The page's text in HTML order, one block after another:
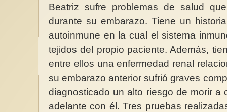
Beatriz sufre problemas de salud
durante su embarazo. Tiene un
autoinmune en la cual el sistema
tejidos del propio paciente. Además,
entre ellos una enfermedad renal
su embarazo anterior sufrió graves
diagnosticado un alto riesgo de morir a
adelante con él. Tres pruebas